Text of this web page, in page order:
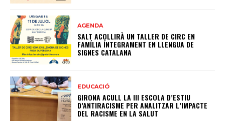
AGENDA
SALT ACOLLIRÀ UN TALLER DE CIRC EN
FAMÍLIA ÍNTEGRAMENT EN LLENGUA DE
SIGNES CATALANA
EDUCACIÓ
GIRONA ACULL LA III ESCOLA D’ESTIU
D’ANTIRACISME PER ANALITZAR L’IMPACTE
DEL RACISME EN LA SALUT